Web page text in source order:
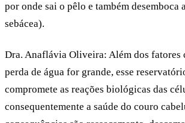
por onde sai o pêlo e também desemboca
sebácea).
Dra. Anaflávia Oliveira: Além dos fatores
perda de água for grande, esse
compromete as reações biológicas das
consequentemente a saúde do couro